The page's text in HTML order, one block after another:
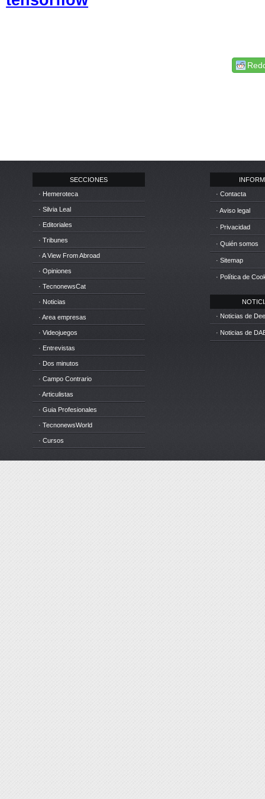
SECCIONES
· Hemeroteca
· Silvia Leal
· Editoriales
· Tribunes
· A View From Abroad
· Opiniones
· TecnonewsCat
· Noticias
· Area empresas
· Videojuegos
· Entrevistas
· Dos minutos
· Campo Contrario
· Articulistas
· Guia Profesionales
· TecnonewsWorld
· Cursos
· Contacta
· Aviso legal
· Privacidad
· Quién somos
· Sitemap
· Política de
· Noticias de
· Noticias de